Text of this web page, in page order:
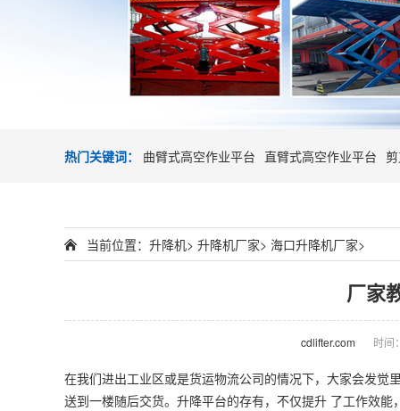
热门关键词： 曲臂式高空作业平台 直臂式高空作业平台
当前位置： 升降机> 升降机厂家> 海口升降机厂家>
厂家
cdlifter.com 时间
在我们进出工业区或是货运物流公司的情况下，大家会发
送到一楼随后交货。升降平台的存有，不仅提升 了工作效